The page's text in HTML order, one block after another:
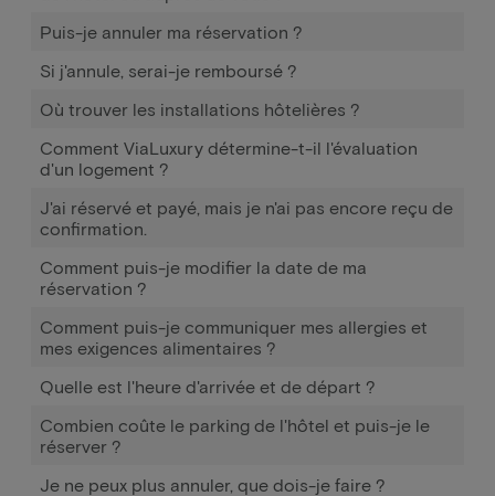
Puis-je annuler ma réservation ?
Si j'annule, serai-je remboursé ?
Où trouver les installations hôtelières ?
Comment ViaLuxury détermine-t-il l'évaluation
d'un logement ?
J'ai réservé et payé, mais je n'ai pas encore reçu de
confirmation.
Comment puis-je modifier la date de ma
réservation ?
Comment puis-je communiquer mes allergies et
mes exigences alimentaires ?
Quelle est l'heure d'arrivée et de départ ?
Combien coûte le parking de l'hôtel et puis-je le
réserver ?
Je ne peux plus annuler, que dois-je faire ?